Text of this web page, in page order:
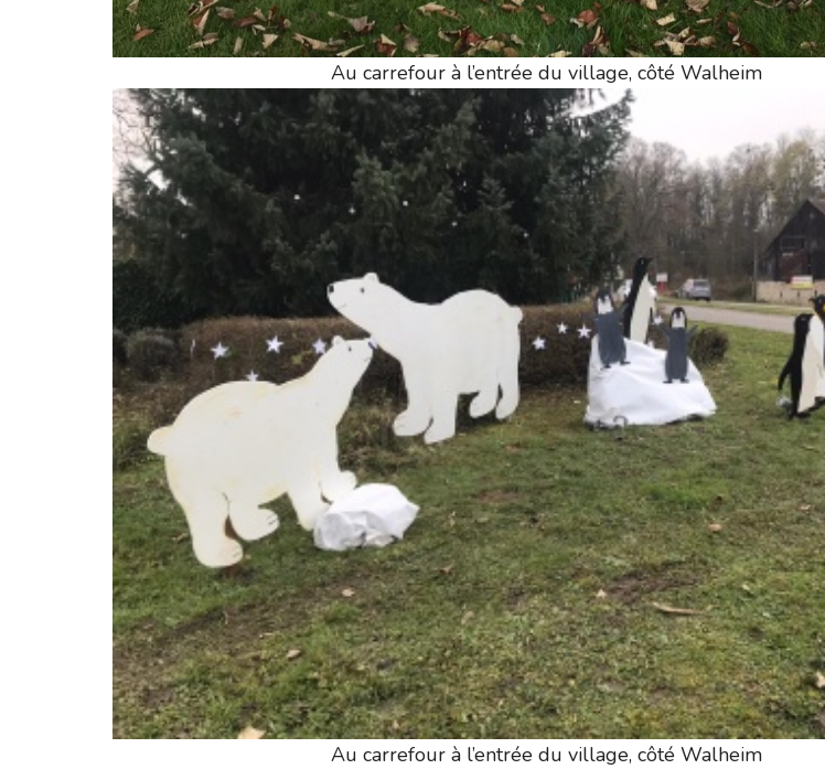
Au carrefour à l’entrée du village, côté Walheim
Au carrefour à l’entrée du village, côté Walheim